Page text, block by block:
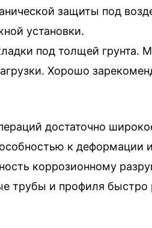
защиты под
установки.
под толщей грунта.
Хорошо
достаточно
к деформации
коррозионному
трубы и профиля быстро